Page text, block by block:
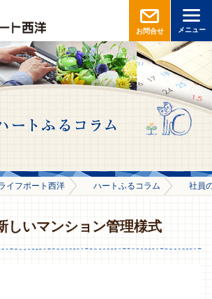
お問合せ メニュー
イフポート西洋 ハートふるコラム 社員
いマンション管理様式